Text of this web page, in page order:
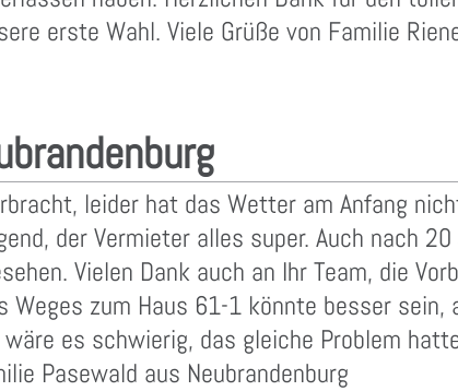
erste Wahl. Viele Grüße von Familie
leider hat das Wetter am Anfang
der Vermieter alles super. Auch nach
Vielen Dank auch an Ihr Team, die
Weges zum Haus 61-1 könnte besser sein,
es schwierig, das gleiche Problem
Pasewald aus Neubrandenburg